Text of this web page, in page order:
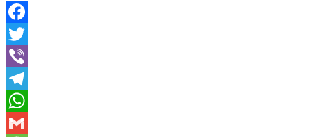
Facebook
Twitter
Viber
Telegram
WhatsApp